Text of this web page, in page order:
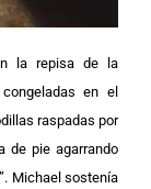
la repisa de la
en el
raspadas por
de pie agarrando
Michael sostenía